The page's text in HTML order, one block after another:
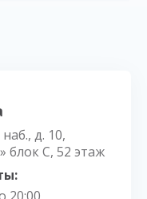
д. 10,
блок С, 52 этаж